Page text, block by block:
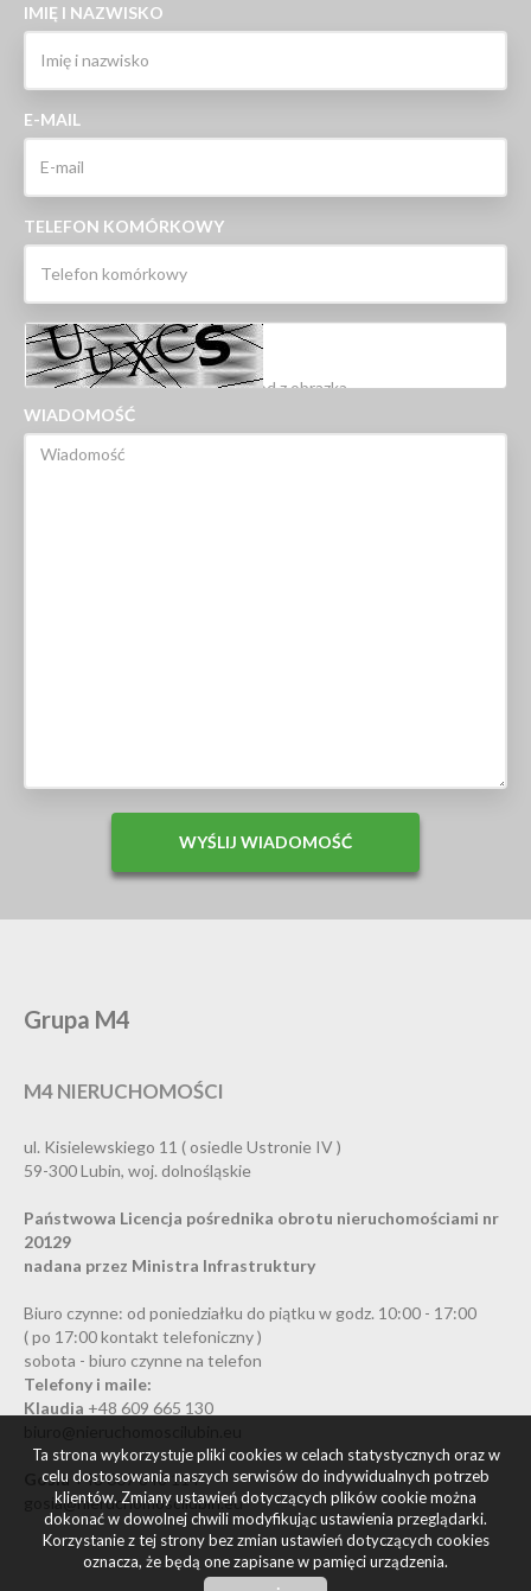
IMIĘ I NAZWISKO
E-MAIL
TELEFON KOMÓRKOWY
WIADOMOŚĆ
Grupa M4
M4 NIERUCHOMOŚCI
ul. Kisielewskiego 11 ( osiedle Ustronie IV )
59-300 Lubin, woj. dolnośląskie
Państwowa Licencja pośrednika obrotu nieruchomościami nr
20129
nadana przez Ministra Infrastruktury
Biuro czynne: od poniedziałku do piątku w godz. 10:00 - 17:00
( po 17:00 kontakt telefoniczny )
sobota - biuro czynne na telefon
Telefony i maile:
Klaudia +48 609 665 130
Gosia +48 607 848 114
gosia@nieruchomoscilubin.eu
Ta strona wykorzystuje pliki cookies w celach statystycznych oraz w
celu dostosowania naszych serwisów do indywidualnych potrzeb
klientów. Zmiany ustawień dotyczących plików cookie można
dokonać w dowolnej chwili modyfikując ustawienia przeglądarki.
Korzystanie z tej strony bez zmian ustawień dotyczących cookies
oznacza, że będą one zapisane w pamięci urządzenia.